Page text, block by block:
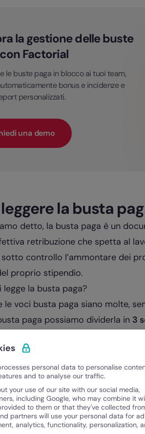
la gestione delle buste
Factorial
le buste paga in blocco ai tuoi team,
bonus e incidenze e
personalizzati.
una demo
la busta
detto, la busta paga è un
retribuzione che spetta al
controllo l’ammontare dei
proprio stipendio.
legge la busta paga?
le voci busta paga siano molte,
paga possiamo dividerla in 3
: che contiene l’indicazione del
la posizione INAIL di azienda e
contiene i dati relativi alla
ferie e permessi
: che contiene i dati previdenziali,
netta
personal data to personalise
and to analyse our traffic.
your use of our site with our social media,
including Google, who may combine it
to them or that they've collected
partners will use your personal data for ad
analytics, functionality, personalization,